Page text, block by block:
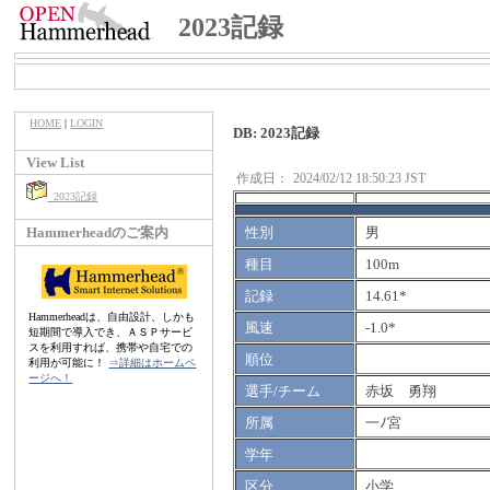
2023記録
HOME |LOGIN
View List
2023記録
Hammerheadのご案内
Hammerheadは、自由設計、しかも
短期間で導入でき、ＡＳＰサービ
スを利用すれば、携帯や自宅での
利用が可能に！ ⇒詳細はホームペ
ージへ！
DB: 2023記録
作成日： 2024/02/12 18:50:23 JST
性別
男
種目
100m
記録
14.61*
風速
-1.0*
順位
選手/チーム
赤坂 勇翔
所属
一ﾉ宮
学年
区分
小学